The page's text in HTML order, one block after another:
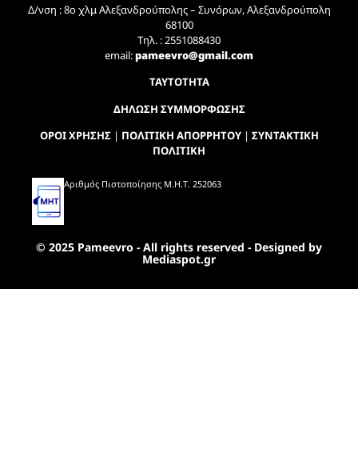
Δ/νση : 8ο χλμ Αλεξανδρούπολης – Συνόρων, Αλεξανδρούπολη
68100
Τηλ. : 2551088430
email:pameevro@gmail.com
ΤΑΥΤΟΤΗΤΑ
ΔΗΛΩΣΗ ΣΥΜΜΟΡΦΩΣΗΣ
ΟΡΟΙ ΧΡΗΣΗΣ| ΠΟΛΙΤΙΚΗ ΑΠΟΡΡΗΤΟΥ| ΣΥΝΤΑΚΤΙΚΗ
ΠΟΛΙΤΙΚΗ
Αριθμός Πιστοποίησης Μ.Η.Τ. 252063
© 2025 Pameevro - All rights reserved - Designed by
Mediaspot.gr